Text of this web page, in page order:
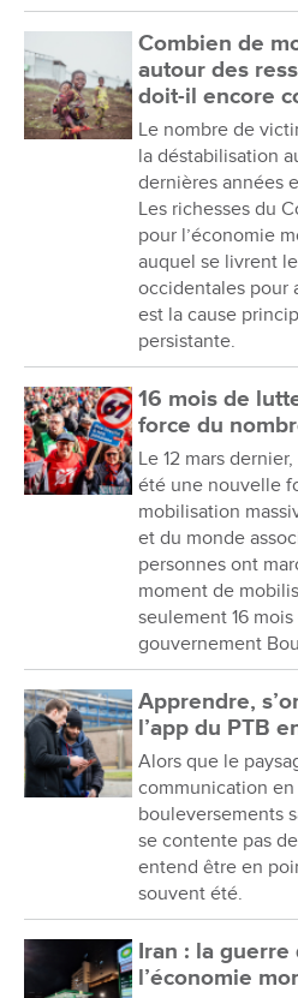
Combien de
autour des
doit-il encore
Le nombre de
la déstabilisation
dernières années
Les richesses du
pour l’économie
auquel se livrent
occidentales pour
est la cause
persistante.
16 mois de
force du
Le 12 mars
été une nouvelle
mobilisation
et du monde
personnes ont
moment de
seulement 16
gouvernement
Apprendre,
l’app du PTB
Alors que le
communication
bouleversements
se contente pas
entend être en
souvent été.
Iran : la
l’économie